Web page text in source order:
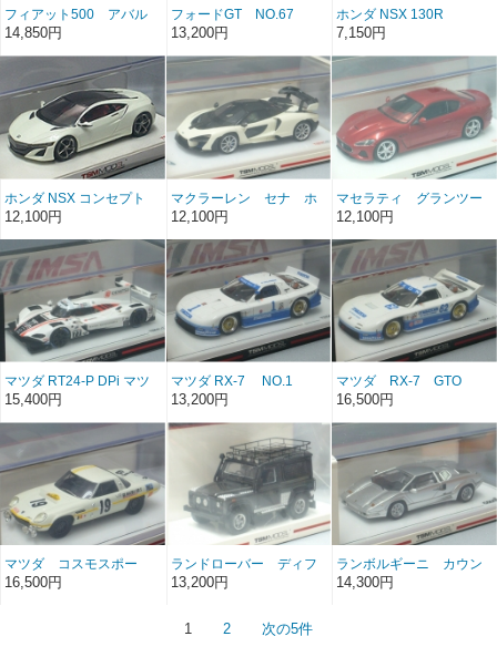
フィアット500 アバル
ト NO.49 アセットコ
14,850円
フォードGT NO.67
LMGTE PRO LM2017
13,200円
ホンダ NSX 130R
7,150円
ホンダ NSX コンセプト
2013年 東京モーターショ
12,100円
マクラーレン セナ ホ
ワイト
12,100円
マセラティ グランツー
リスモ MC 2018 レ
ッドメタリック
12,100円
マツダ RT24-P DPi マツ
ダモータースポーツ IMSA
位
15,400円
マツダ RX-7 NO.1
IMSA GTO ミッド オハイ
13,200円
マツダ RX-7 GTO
NO.82 IMSAロードアメ
16,500円
マツダ コスモスポー
ツ NO.19 マラソン デ
16,500円
ランドローバー ディフ
ェンダー90 トゥームレ
13,200円
ランボルギーニ カウン
タック 25Thアニバーサ
14,300円
1 2 次の5件